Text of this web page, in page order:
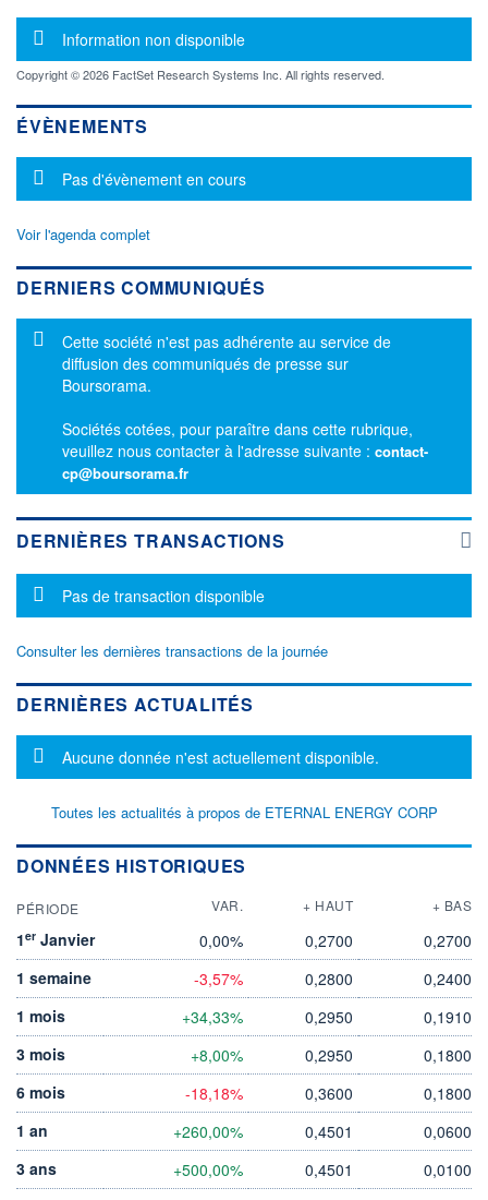
Message d'information
Information non disponible
Copyright © 2026 FactSet Research Systems Inc. All rights reserved.
ÉVÈNEMENTS
Message d'information
Pas d'évènement en cours
Voir l'agenda complet
DERNIERS COMMUNIQUÉS
Message d'information
Cette société n'est pas adhérente au service de
diffusion des communiqués de presse sur
Boursorama.
Sociétés cotées, pour paraître dans cette rubrique,
veuillez nous contacter à l'adresse suivante : contact-
cp@boursorama.fr
DERNIÈRES TRANSACTIONS
Message d'information
Pas de transaction disponible
Consulter les dernières transactions de la journée
DERNIÈRES ACTUALITÉS
Message d'information
Aucune donnée n'est actuellement disponible.
Toutes les actualités à propos de ETERNAL ENERGY CORP
DONNÉES HISTORIQUES
PÉRIODE VAR. + HAUT + BAS
1er Janvier 0,00% 0,2700
0,2700
1 semaine
-3,57% 0,2800
0,2400
1 mois
+34,33% 0,2950
0,1910
3 mois
+8,00% 0,2950
0,1800
6 mois
-18,18% 0,3600
0,1800
1 an
+260,00% 0,4501
0,0600
3 ans
+500,00% 0,4501
0,0100